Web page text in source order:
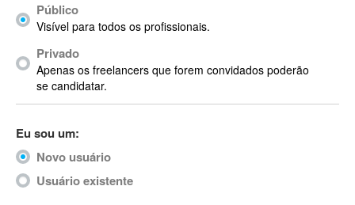
ACPI
Acrobat
Acrobat X
Acronis
ACT
Actimize
ActionScript
ActionScript 3
Público
Visível para todos os profissionais.
Privado
Apenas os freelancers que forem convidados poderão
se candidatar.
Eu sou um:
Novo usuário
Usuário existente